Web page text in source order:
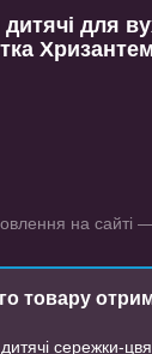
для
на сайті
товару
сережки-